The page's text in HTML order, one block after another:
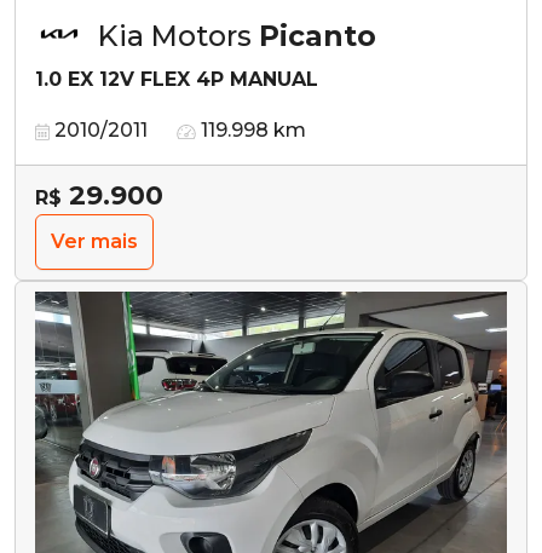
Kia Motors Picanto
1.0 EX 12V FLEX 4P MANUAL
2010/2011 119.998 km
R$ 29.900
Ver mais